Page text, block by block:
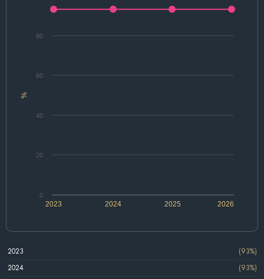
%
2024 2026
2023 2025
0
20
40
60
80
2023
(93%)
2024
(93%)